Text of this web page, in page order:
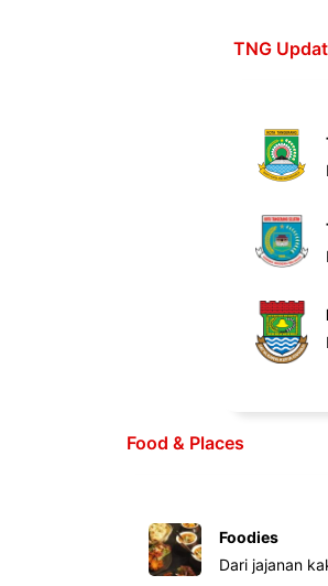
TNG
Food & Places
Foodies
Dari jajanan